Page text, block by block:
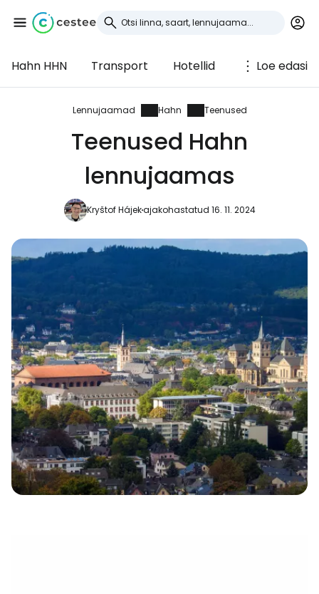
Hahn HHN Transport Hotellid Loe edasi
Lennujaamad Hahn Teenused
Teenused Hahn
lennujaamas
Kryštof Hájekajakohastatud 16. 11. 2024
Logi sisse
Cestee'sse
... ülemaailmne reisikogukond
Jätka Google'iga
Jätka Facebookiga
Jätkake e-kirjaga